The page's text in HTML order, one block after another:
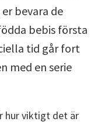
bevara de
bebis första
tid går fort
med en serie
hur viktigt det är